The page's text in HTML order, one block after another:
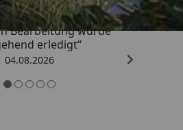
Bearbeitung wurde
erledigt“
04.08.2026